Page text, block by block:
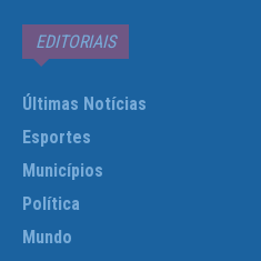
EDITORIAIS
Últimas Notícias
Esportes
Municípios
Política
Mundo